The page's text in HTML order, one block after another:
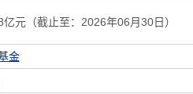
亿元（截止至：2026年06月30日）
金